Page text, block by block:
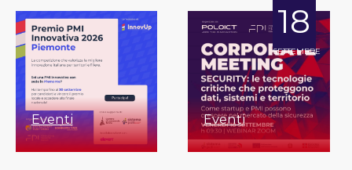
Eventi
18
SETTEMBRE
Eventi